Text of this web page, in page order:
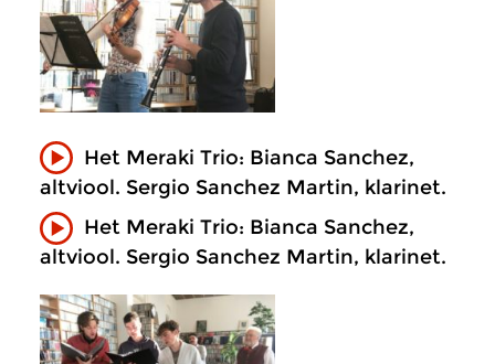
Het Meraki Trio: Bianca Sanchez,
altviool. Sergio Sanchez Martin, klarinet.
Het Meraki Trio: Bianca Sanchez,
altviool. Sergio Sanchez Martin, klarinet.